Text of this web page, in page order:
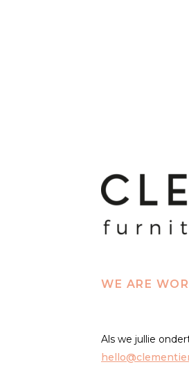
WE ARE
Als we jullie